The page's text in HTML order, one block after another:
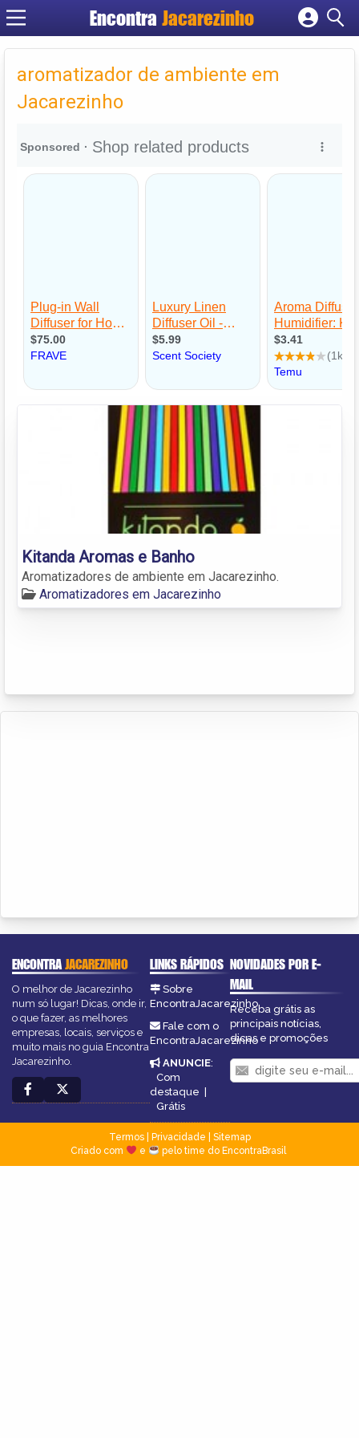
Encontra Jacarezinho
Cadastrar empresa
Criar conta
aromatizador de ambiente em
Jacarezinho
Kitanda Aromas e Banho
Aromatizadores de ambiente em Jacarezinho.
Aromatizadores em Jacarezinho
ENCONTRAJACAREZINHO
O melhor de Jacarezinho
num só lugar! Dicas, onde ir,
o que fazer, as melhores
empresas, locais, serviços e
muito mais no guia Encontra
Jacarezinho.
LINKS RÁPIDOS
Sobre
EncontraJacarezinho
Fale com o
EncontraJacarezinho
ANUNCIE:
Com
destaque |
Grátis
NOVIDADES POR E-
MAIL
Receba grátis as
principais notícias,
dicas e promoções
Termos| Privacidade
Sitemap
Criado com
e pelo time do EncontraBrasil